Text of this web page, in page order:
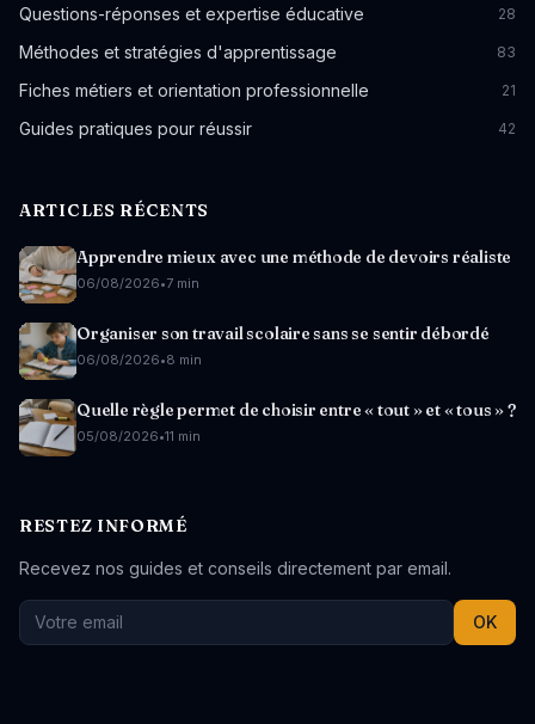
Questions-réponses et expertise éducative 28
Méthodes et stratégies d'apprentissage 83
Fiches métiers et orientation professionnelle 21
Guides pratiques pour réussir 42
ARTICLES RÉCENTS
Apprendre mieux avec une méthode de devoirs réaliste
06/08/2026•7 min
Organiser son travail scolaire sans se sentir débordé
06/08/2026•8 min
Quelle règle permet de choisir entre « tout » et « tous » ?
05/08/2026•11 min
RESTEZ INFORMÉ
Recevez nos guides et conseils directement par email.
OK